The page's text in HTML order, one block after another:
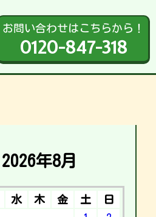
お問い合わせはこちらから！
0120-847-318
2026年8月
水 木 金 土
日